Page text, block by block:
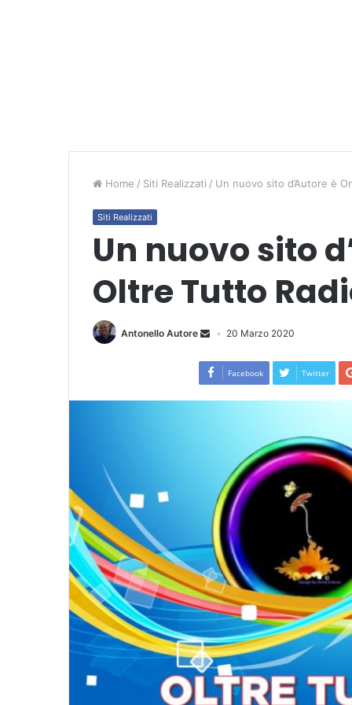
Home / Siti Realizzati / Un nuovo sito d’Autore è
Siti Realizzati
Un nuovo sito
Oltre Tutto
Antonello Autore 20 Marzo 2020
Facebook Twitter